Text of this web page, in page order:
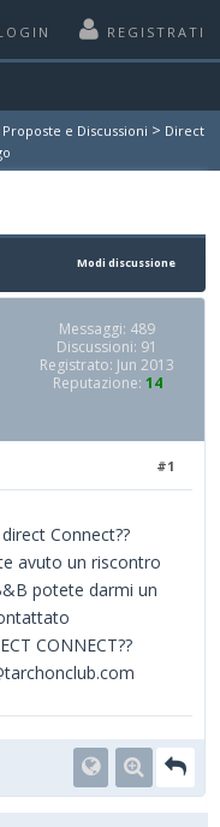
REGISTRATI
e Discussioni > Direct
Modi discussione
Messaggi: 489
Discussioni: 91
Registrato: Jun 2013
Reputazione: 14
#1
Connect??
avuto un riscontro
potete darmi un
CONNECT??